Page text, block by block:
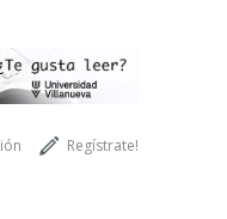
Regístrate!